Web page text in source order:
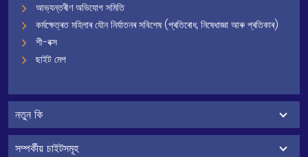
আভ্যন্তৰীণ অভিযোগ সমিতি
কৰ্মক্ষেত্ৰত মহিলাৰ যৌন নিৰ্যাতনৰ সবিশেষ (প্ৰতিৰোধ, নিষেধাজ্ঞা আৰু প্ৰতিকাৰ)
শী-বক্স
ছাইট মেপ
নতুন কি
সম্পৰ্কীয় চাইটসমূহ